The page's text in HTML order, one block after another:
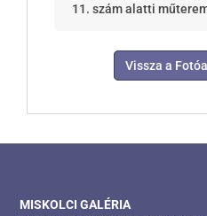
11. szám alatti
Vissza a
MISKOLCI GALÉRIA